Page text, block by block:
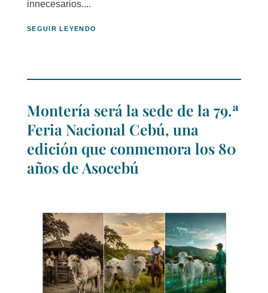
innecesarios....
SEGUIR LEYENDO
Montería será la sede de la 79.ª
Feria Nacional Cebú, una
edición que conmemora los 80
años de Asocebú